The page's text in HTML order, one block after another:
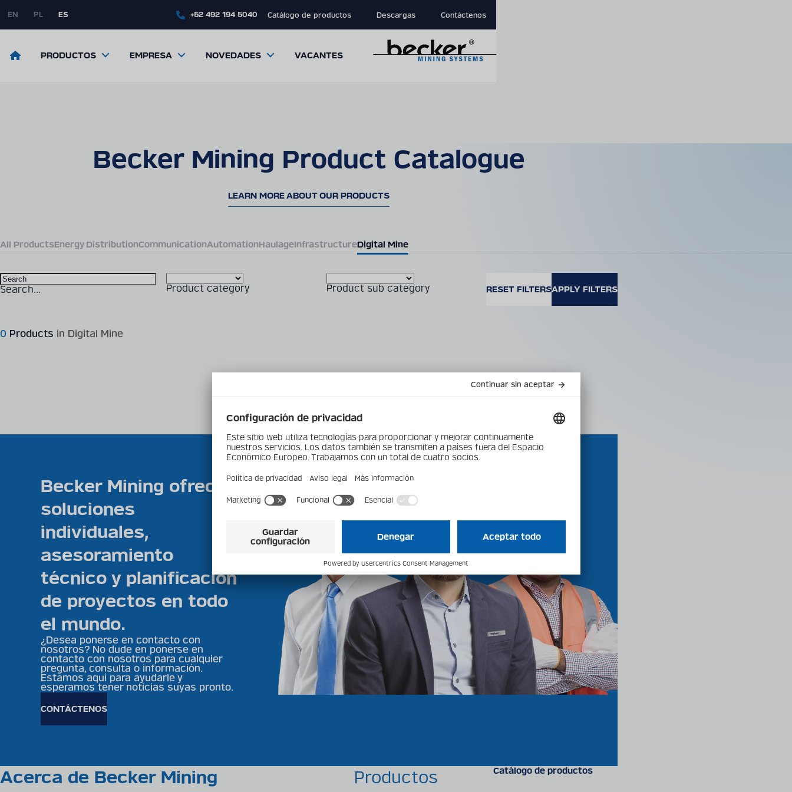
to
content
EN PL ES +52 492 194 5040 Catálogo de productos Descargas Contáctenos
ReturnPRODUCTOS EMPRESA NOVEDADES VACANTES
Becker Mining Product Catalogue
LEARN MORE ABOUT OUR PRODUCTS
All ProductsEnergy DistributionCommunicationAutomationHaulageInfrastructureDigital Mine
Search... Product category Product sub category
0 Products in Digital Mine
Becker Mining ofrece
soluciones
individuales,
asesoramiento
técnico y planificación
de proyectos en todo
el mundo.
¿Desea ponerse en contacto con
nosotros? No dude en ponerse en
contacto con nosotros para cualquier
pregunta, consulta o información.
Estamos aquí para ayudarle y
esperamos tener noticias suyas pronto.
CONTÁCTENOS
Acerca de Becker Mining
Productos Catálogo de productos